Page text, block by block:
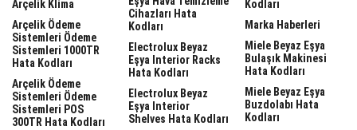
Arçelik Klima
Arçelik Ödeme
Sistemleri Ödeme
Sistemleri 1000TR
Hata Kodları
Arçelik Ödeme
Sistemleri Ödeme
Sistemleri POS
300TR Hata Kodları
Cihazları Hata
Kodları
Electrolux Beyaz
Eşya Interior Racks
Hata Kodları
Electrolux Beyaz
Eşya Interior
Shelves Hata Kodları
Kodları
Marka Haberleri
Miele Beyaz Eşya
Bulaşık Makinesi
Hata Kodları
Miele Beyaz Eşya
Buzdolabı Hata
Kodları